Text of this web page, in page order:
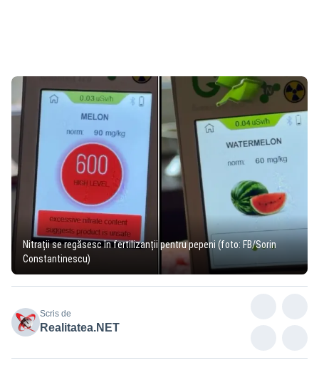
Nitrații se regăsesc în fertilizanții pentru pepeni (foto: FB/Sorin
Constantinescu)
Scris de
Realitatea.NET